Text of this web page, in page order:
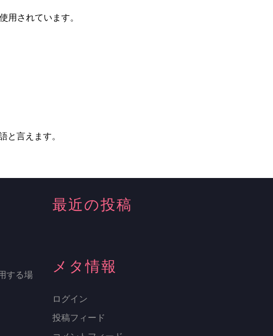
されています。
と言えます。
する場
最近の投稿
メタ情報
ログイン
投稿フィード